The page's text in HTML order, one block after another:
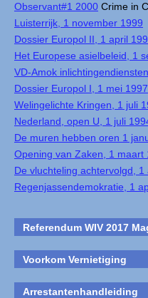
Observant#1 2000 Crime in
Luisterrijk, 1 november 1999
Dossier Europol II, 1 april
Het Europese asielbeleid, 1
VD-Amok
Dossier Europol I, 1 mei 1997
Welingelichte Kringen, 1 juli
Nederland, open U, 1 juli
De muren hebben oren 1
Opening van Zaken, 1 maart
De vluchteling achtervolgd, 1
Regenjassendemokratie, 1
Referendum WIV 2017
Voorkom Vernietiging
Arrestantenhandleiding